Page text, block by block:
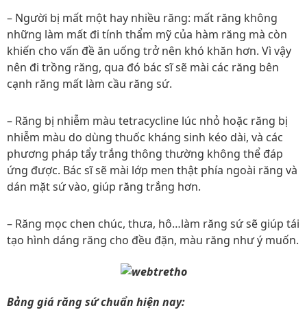
– Người bị mất một hay nhiều răng: mất răng không
những làm mất đi tính thẩm mỹ của hàm răng mà còn
khiến cho vấn đề ăn uống trở nên khó khăn hơn. Vì vậy
nên đi trồng răng, qua đó bác sĩ sẽ mài các răng bên
cạnh răng mất làm cầu răng sứ.
– Răng bị nhiễm màu tetracycline lúc nhỏ hoặc răng bị
nhiễm màu do dùng thuốc kháng sinh kéo dài, và các
phương pháp tẩy trắng thông thường không thể đáp
ứng được. Bác sĩ sẽ mài lớp men thật phía ngoài răng và
dán mặt sứ vào, giúp răng trắng hơn.
– Răng mọc chen chúc, thưa, hô…làm răng sứ sẽ giúp tái
tạo hình dáng răng cho đều đặn, màu răng như ý muốn.
Bảng giá răng sứ chuẩn hiện nay: